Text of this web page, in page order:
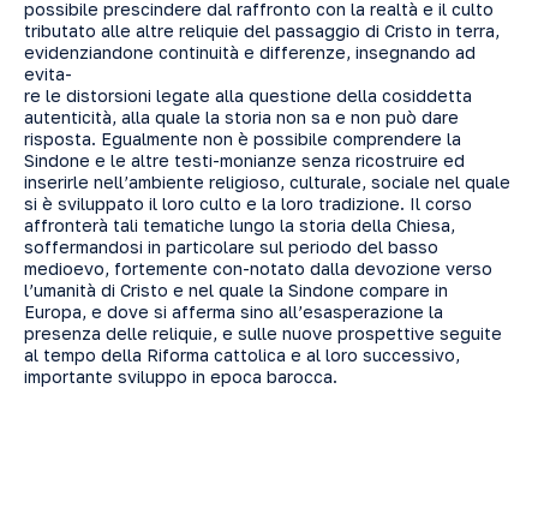
possibile prescindere dal raffronto con la realtà e il culto
tributato alle altre reliquie del passaggio di Cristo in terra,
evidenziandone continuità e differenze, insegnando ad
evita-
re le distorsioni legate alla questione della cosiddetta
autenticità, alla quale la storia non sa e non può dare
risposta. Egualmente non è possibile comprendere la
Sindone e le altre testi-monianze senza ricostruire ed
inserirle nell’ambiente religioso, culturale, sociale nel quale
si è sviluppato il loro culto e la loro tradizione. Il corso
affronterà tali tematiche lungo la storia della Chiesa,
soffermandosi in particolare sul periodo del basso
medioevo, fortemente con-notato dalla devozione verso
l’umanità di Cristo e nel quale la Sindone compare in
Europa, e dove si afferma sino all’esasperazione la
presenza delle reliquie, e sulle nuove prospettive seguite
al tempo della Riforma cattolica e al loro successivo,
importante sviluppo in epoca barocca.